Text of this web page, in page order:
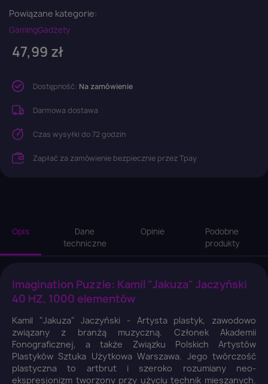
Powiązane kategorie:
GamingGadżety
47,99 zł
Dostępność: Na zamówienie
Darmowa dostawa
Czas wysyłki do 72 godzin
Zapłać za zamówienie bezpiecznie przez Tpay
Opis
Dane
techniczne
Opinie
Podobne
produkty
Imagination Puzzle: Kamil "Jakuza" Jaczyński
40 HZ, 1000 elementów
Kamil "Jakuza" Jaczyński - Artysta plastyk, zawodowo
związany z branżą muzyczną. Członek Akademii
Fonograficznej, a także Związku Polskich Artystów
Plastyków Sztuka Użytkowa Warszawa. Jego twórczość
plastyczna to artbrut i szeroko rozumiany neo-
ekspresjonizm tworzony przy użyciu technik mieszanych.